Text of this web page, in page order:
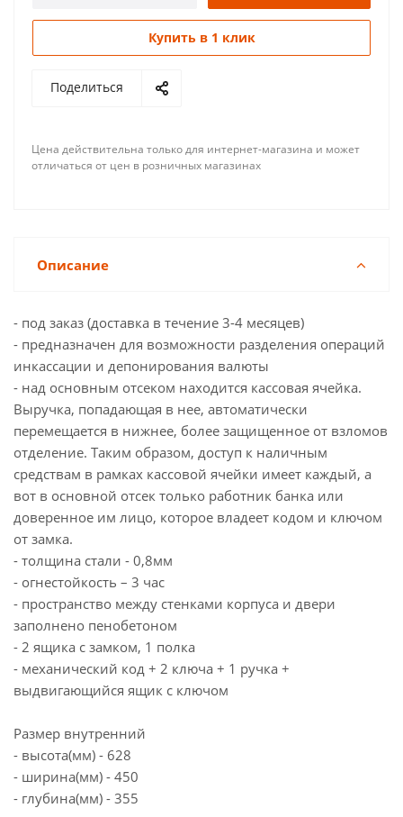
Купить в 1 клик
Поделиться
Цена действительна только для интернет-магазина и может
отличаться от цен в розничных магазинах
Описание
- под заказ (доставка в течение 3-4 месяцев)
- предназначен для возможности разделения операций
инкассации и депонирования валюты
- над основным отсеком находится кассовая ячейка.
Выручка, попадающая в нее, автоматически
перемещается в нижнее, более защищенное от взломов
отделение. Таким образом, доступ к наличным
средствам в рамках кассовой ячейки имеет каждый, а
вот в основной отсек только работник банка или
доверенное им лицо, которое владеет кодом и ключом
от замка.
- толщина стали - 0,8мм
- огнестойкость – 3 час
- пространство между стенками корпуса и двери
заполнено пенобетоном
- 2 ящика с замком, 1 полка
- механический код + 2 ключа + 1 ручка +
выдвигающийся ящик с ключом
Размер внутренний
- высота(мм) - 628
- ширина(мм) - 450
- глубина(мм) - 355